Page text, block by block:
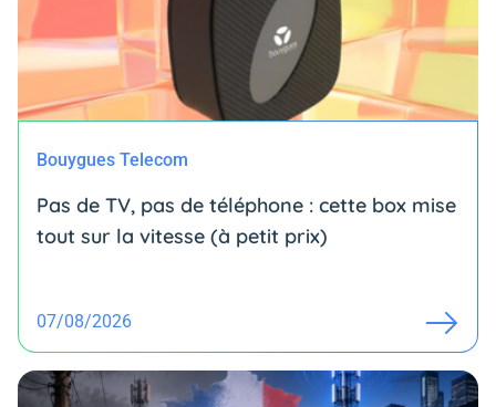
Bouygues Telecom
Pas de TV, pas de téléphone : cette box mise
tout sur la vitesse (à petit prix)
07/08/2026